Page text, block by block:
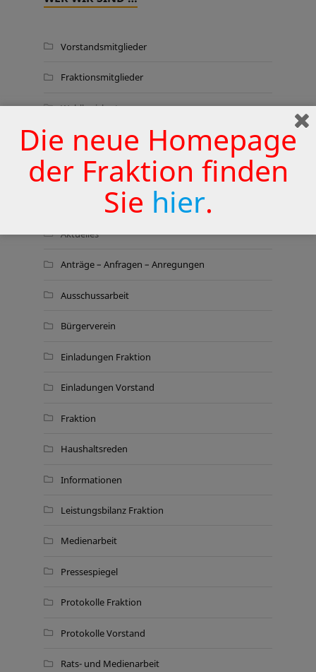
Vorstandsmitglieder
Fraktionsmitglieder
Wahlkreiskarte
THEMEN
Aktuelles
Anträge – Anfragen – Anregungen
Ausschussarbeit
Bürgerverein
Einladungen Fraktion
Einladungen Vorstand
Fraktion
Haushaltsreden
Informationen
Leistungsbilanz Fraktion
Medienarbeit
Pressespiegel
Protokolle Fraktion
Protokolle Vorstand
Rats- und Medienarbeit
Die neue Homepage
der Fraktion finden
Sie hier.